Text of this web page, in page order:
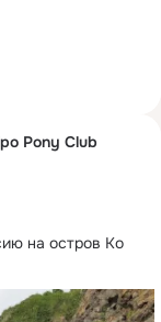
Pony Club
на остров Ко
и полное